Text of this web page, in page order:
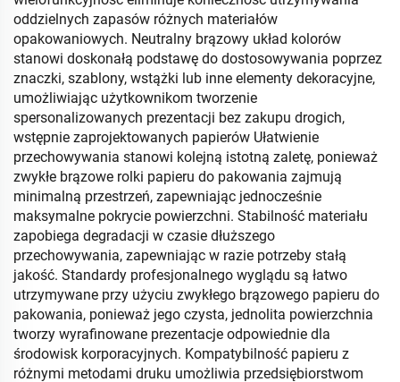
oddzielnych zapasów różnych materiałów
opakowaniowych. Neutralny brązowy układ kolorów
stanowi doskonałą podstawę do dostosowywania poprzez
znaczki, szablony, wstążki lub inne elementy dekoracyjne,
umożliwiając użytkownikom tworzenie
spersonalizowanych prezentacji bez zakupu drogich,
wstępnie zaprojektowanych papierów Ułatwienie
przechowywania stanowi kolejną istotną zaletę, ponieważ
zwykłe brązowe rolki papieru do pakowania zajmują
minimalną przestrzeń, zapewniając jednocześnie
maksymalne pokrycie powierzchni. Stabilność materiału
zapobiega degradacji w czasie dłuższego
przechowywania, zapewniając w razie potrzeby stałą
jakość. Standardy profesjonalnego wyglądu są łatwo
utrzymywane przy użyciu zwykłego brązowego papieru do
pakowania, ponieważ jego czysta, jednolita powierzchnia
tworzy wyrafinowane prezentacje odpowiednie dla
środowisk korporacyjnych. Kompatybilność papieru z
różnymi metodami druku umożliwia przedsiębiorstwom